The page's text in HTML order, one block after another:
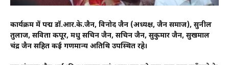
कार्यक्रम में पद्म डॉ.आर.के.जैन, विनोद जैन (अध्यक्ष, जैन समाज), सुनील
तुलाज, सविता कपूर, मधु सचिन जैन, सचिन जैन, सुकुमार जैन, सुखमाल
चंद्र जैन सहित कई गणमान्य अतिथि उपस्थित रहे।